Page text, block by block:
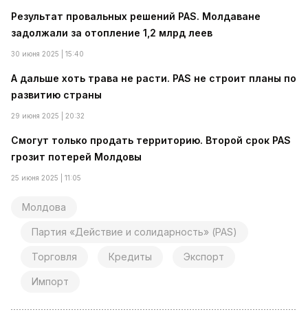
Результат провальных решений PAS. Молдаване
задолжали за отопление 1,2 млрд леев
30 июня 2025 | 15:40
А дальше хоть трава не расти. PAS не строит планы по
развитию страны
29 июня 2025 | 20:32
Смогут только продать территорию. Второй срок PAS
грозит потерей Молдовы
25 июня 2025 | 11:05
Молдова
Партия «Действие и солидарность» (PAS)
Торговля Кредиты Экспорт
Импорт